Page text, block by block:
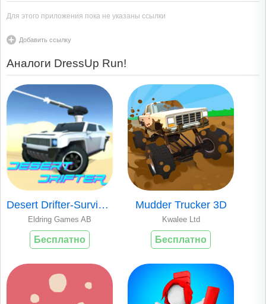
Для этого приложения пока не указаны ссылки
Добавить ссылку
Аналоги DressUp Run!
Desert Drifter-Survival Racing
Eldring Games AB
Бесплатно
Mudder Trucker 3D
Kwalee Ltd
Бесплатно